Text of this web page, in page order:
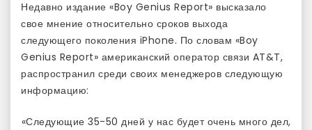
Недавно издание «Boy Genius Report» высказало
свое мнение относительно сроков выхода
следующего поколения iPhone. По словам «Boy
Genius Report» американский оператор связи AT&T,
распространил среди своих менеджеров следующую
информацию:
«Следующие 35-50 дней у нас будет очень много дел,